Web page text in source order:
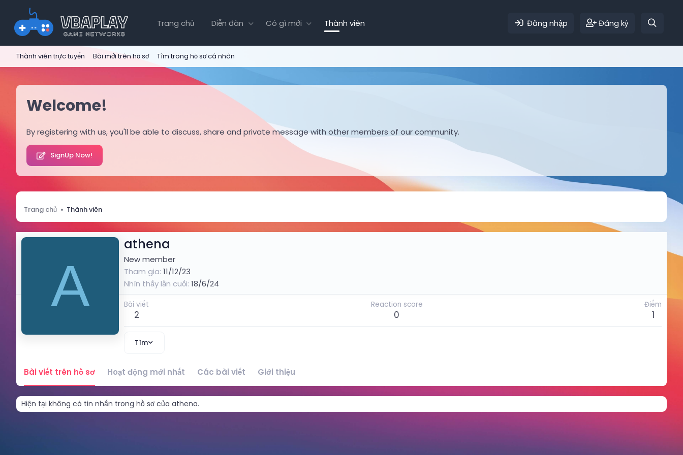
Trang chủ Diễn đàn Có gì mới Thành viên Đăng nhập Đăng ký
Thành viên trực tuyến Bài mới trên hồ sơ Tìm trong hồ sơ cá nhân
Welcome!
By registering with us, you'll be able to discuss, share and private message with other members of our community.
SignUp Now!
Trang chủ Thành viên
A
athena
New member
Tham gia 11/12/23
Nhìn thấy lần cuối 18/6/24
Bài viết
2
Reaction score
0
Điểm
1
Tìm
Bài viết trên hồ sơ Hoạt động mới nhất Các bài viết Giới thiệu
Hiện tại không có tin nhắn trong hồ sơ của athena.